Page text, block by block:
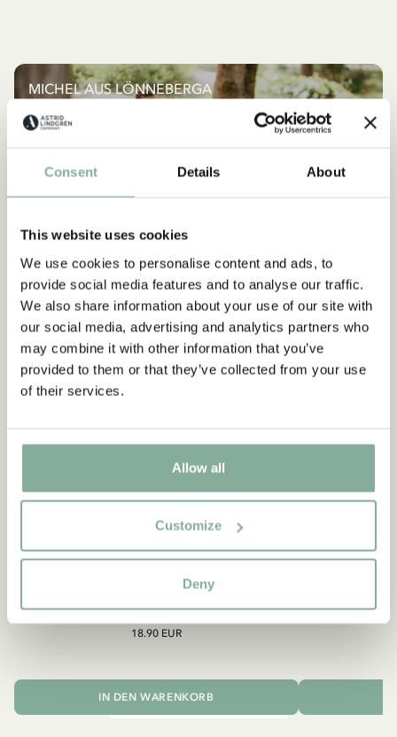
Consent Details About
This website uses cookies
We use cookies to personalise content and ads, to
provide social media features and to analyse our traffic.
We also share information about your use of our site with
our social media, advertising and analytics partners who
may combine it with other information that you’ve
provided to them or that they’ve collected from your use
of their services.
Allow all
Customize
Deny
MICHEL AUS LÖNNEBERGA
Alles mit Michel
Mütze Michel aus Lönneberga - Dunkelblau
MICHEL AUS LÖNNEBERGA
18.90 EUR
IN DEN WARENKORB
Kinderservice